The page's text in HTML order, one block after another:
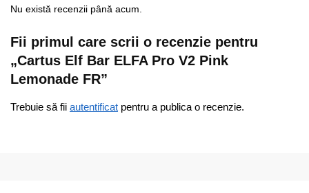
Nu există recenzii până acum.
Fii primul care scrii o recenzie pentru
„Cartus Elf Bar ELFA Pro V2 Pink
Lemonade FR”
Trebuie să fii autentificat pentru a publica o recenzie.